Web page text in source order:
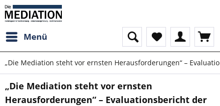
Menü
„Die Mediation steht vor ernsten Herausforderungen“ –
„Die Mediation steht vor ernsten
Herausforderungen“ – Evaluationsbericht der